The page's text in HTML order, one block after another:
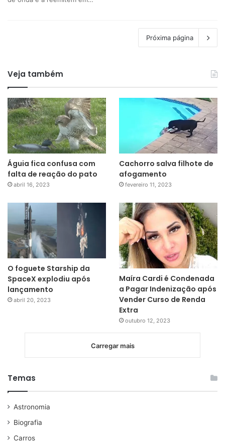
Próxima página
Veja também
Águia fica confusa com
falta de reação do pato
abril 16, 2023
Cachorro salva filhote de
afogamento
fevereiro 11, 2023
O foguete Starship da
SpaceX explodiu após
lançamento
abril 20, 2023
Maíra Cardi é Condenada
a Pagar Indenização após
Vender Curso de Renda
Extra
outubro 12, 2023
Carregar mais
Temas
Astronomia
Biografia
Carros